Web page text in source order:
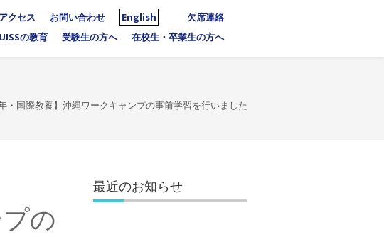
アクセス お問い合わせ English
欠席連絡
の教育 受験生の方へ 在校生・卒業生の方へ
年・国際教養】沖縄ワークキャンプの事前学習を行いました
の
最近のお知らせ